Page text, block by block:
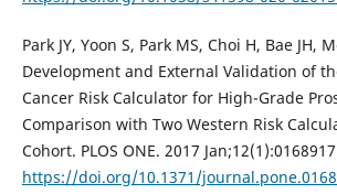
Park JY, Yoon S, Park MS, Choi H, Bae JH,
Development and External Validation of
Cancer Risk Calculator for High-Grade
Comparison with Two Western Risk
Cohort. PLOS ONE. 2017
https://doi.org/10.1371/